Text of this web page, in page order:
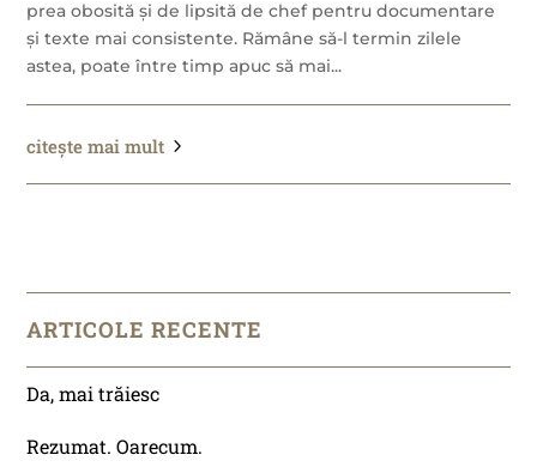
prea obosită și de lipsită de chef pentru documentare
și texte mai consistente. Rămâne să-l termin zilele
astea, poate între timp apuc să mai...
citește mai mult
ARTICOLE RECENTE
Da, mai trăiesc
Rezumat. Oarecum.